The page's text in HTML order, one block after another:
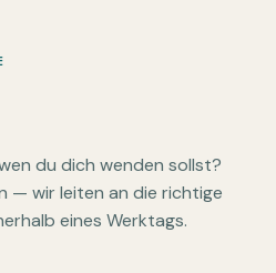
du dich wenden sollst?
— wir leiten an die richtige
eines Werktags.